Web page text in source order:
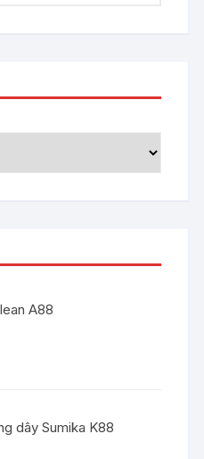
A88
dây Sumika K88